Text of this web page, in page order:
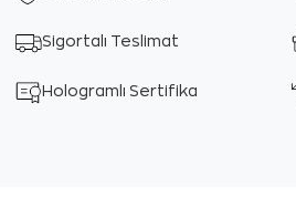
Sigortalı Teslimat
Hologramlı Sertifika